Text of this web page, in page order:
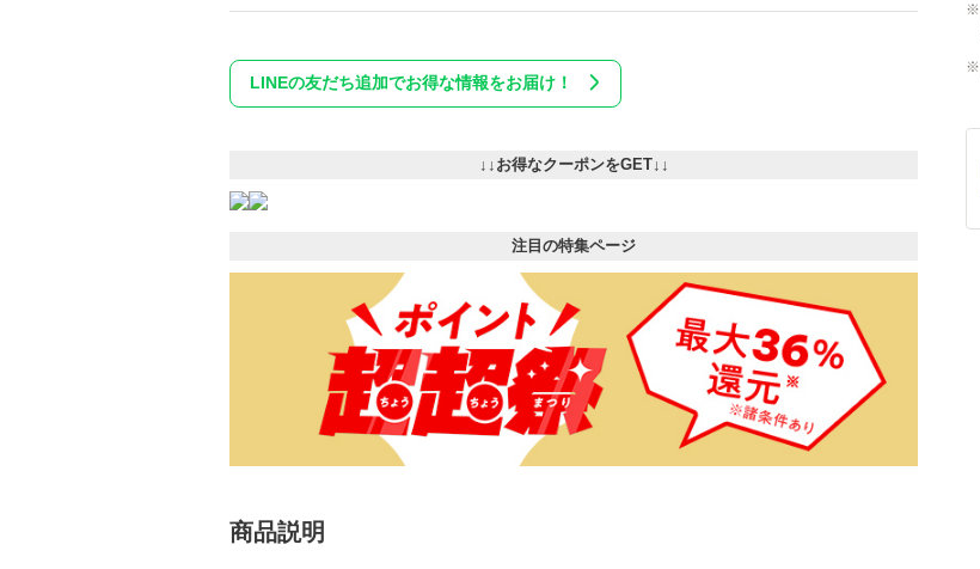
LINEの友だち追加でお得な情報をお届け！
↓↓お得なクーポンをGET↓↓
注目の特集ページ
商品説明